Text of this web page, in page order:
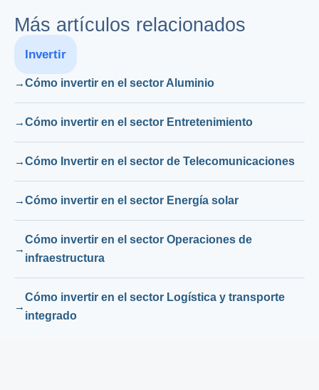
Más artículos relacionados
Invertir
Cómo invertir en el sector Aluminio
Cómo invertir en el sector Entretenimiento
Cómo Invertir en el sector de Telecomunicaciones
Cómo invertir en el sector Energía solar
Cómo invertir en el sector Operaciones de
infraestructura
Cómo invertir en el sector Logística y transporte
integrado